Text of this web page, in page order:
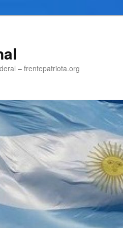
– frentepatriota.org